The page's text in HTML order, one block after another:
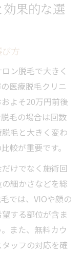
果的な選
方
ン脱毛で大きく
医療脱毛クリニ
よそ20万円前後
毛の場合は回数
毛と大きく変わ
較が重要です。
けでなく施術回
細かさなどを総
では、VIOや顔の
する部位が含ま
また、無料カウ
ッフの対応を確